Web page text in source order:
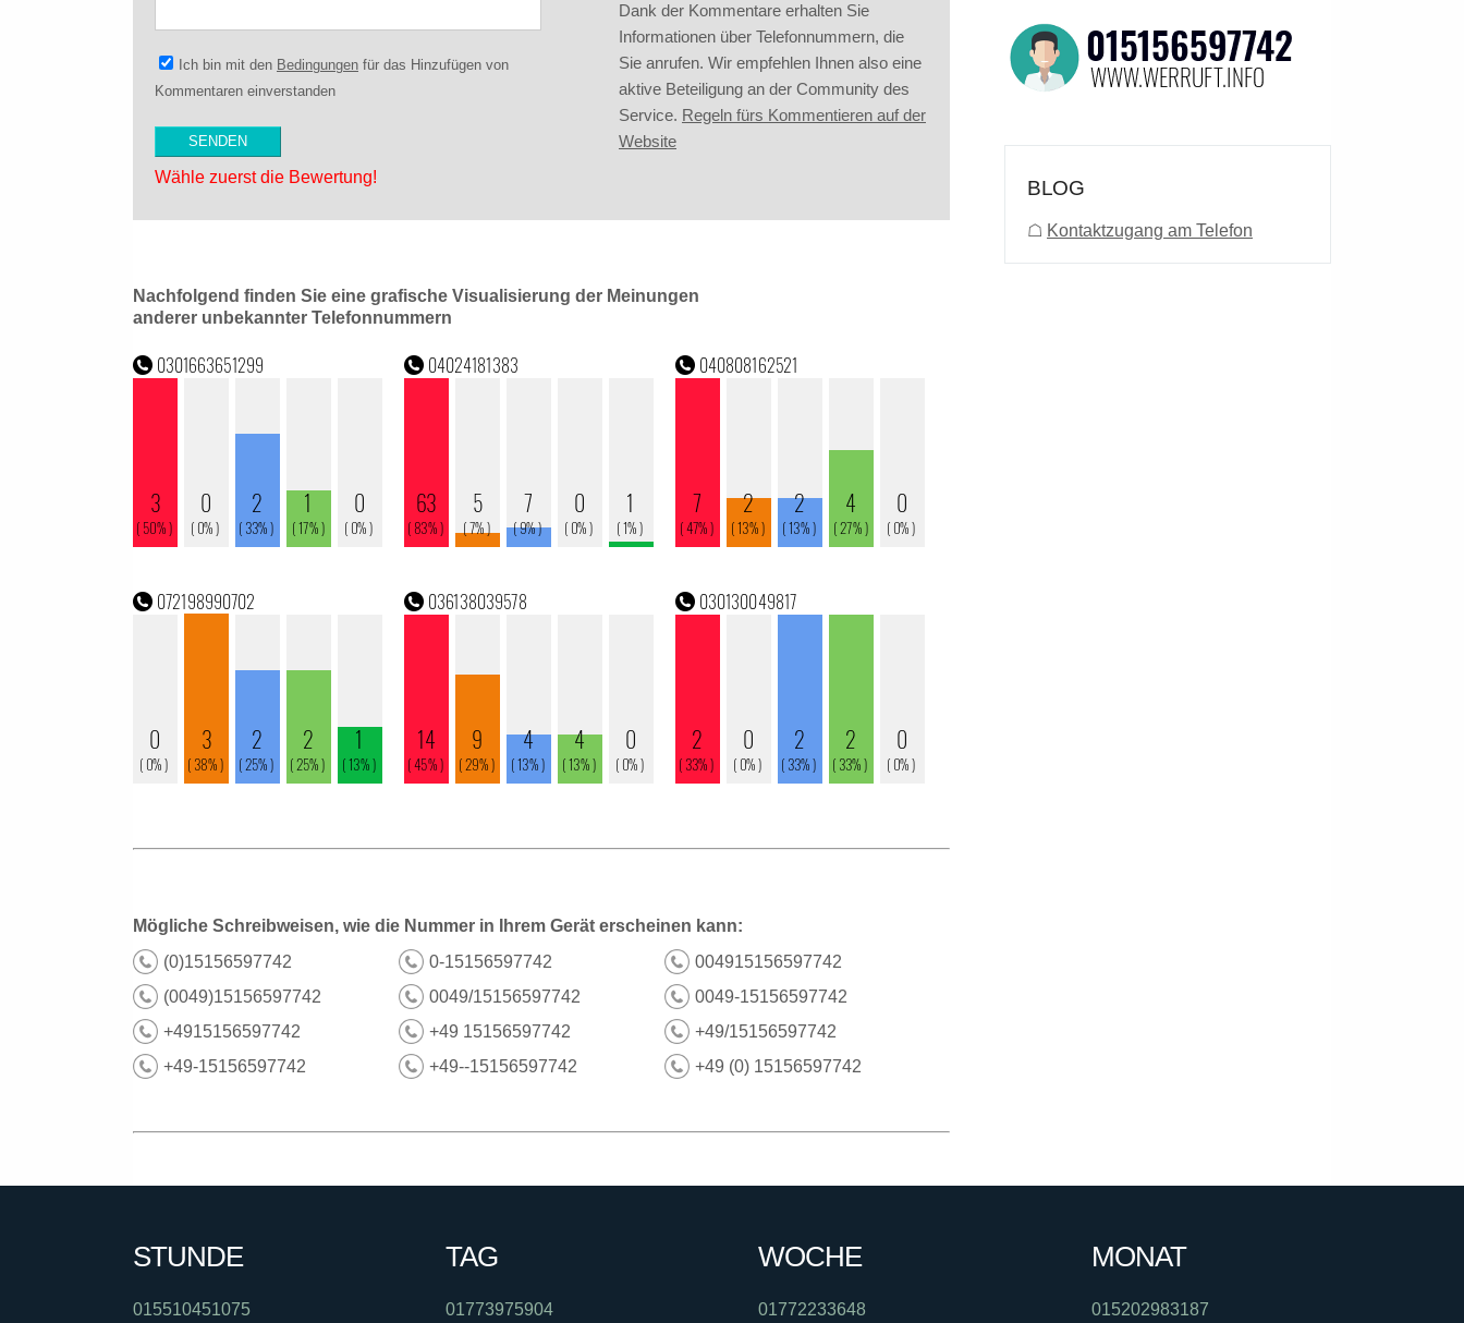
Ich bin mit den Bedingungen für das Hinzufügen von
Kommentaren einverstanden
Wähle zuerst die Bewertung!
Dank der Kommentare erhalten Sie
Informationen über Telefonnummern, die
Sie anrufen. Wir empfehlen Ihnen also eine
aktive Beteiligung an der Community des
Service. Regeln fürs Kommentieren auf der
Website
Nachfolgend finden Sie eine grafische Visualisierung der Meinungen
anderer unbekannter Telefonnummern
Mögliche Schreibweisen, wie die Nummer in Ihrem Gerät erscheinen kann:
(0)15156597742
0-15156597742
004915156597742
(0049)15156597742
0049/15156597742
0049-15156597742
+4915156597742
+49 15156597742
+49/15156597742
+49-15156597742
+49--15156597742 +49 (0) 15156597742
BLOG
☖ Kontaktzugang am Telefon
STUNDE
015510451075
TAG
01773975904
WOCHE
01772233648
MONAT
015202983187